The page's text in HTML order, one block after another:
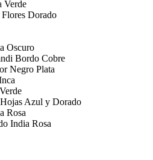
Verde
Dorado
Oscuro
Bordo Cobre
Negro Plata
Azul y Dorado
Rosa
India Rosa